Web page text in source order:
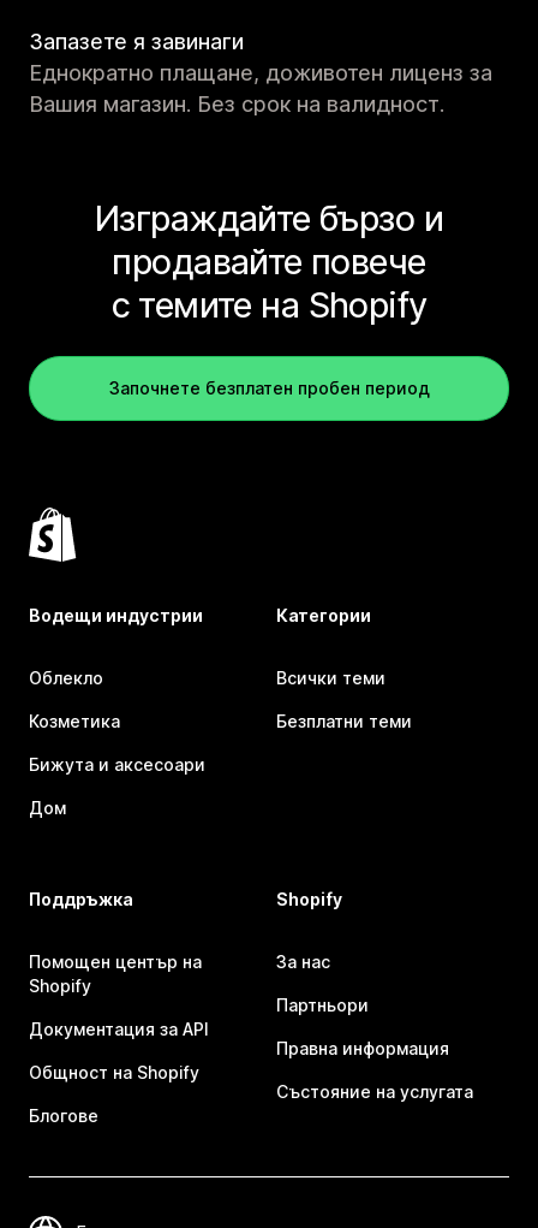
Запазете я завинаги
Еднократно плащане, доживотен лиценз за
Вашия магазин. Без срок на валидност.
Изграждайте бързо и
продавайте повече
с темите на Shopify
Започнете безплатен пробен период
Водещи индустрии
Облекло
Козметика
Бижута и аксесоари
Дом
Категории
Всички теми
Безплатни теми
Поддръжка
Помощен център на
Shopify
Документация за API
Общност на Shopify
Блогове
Shopify
За нас
Партньори
Правна информация
Състояние на услугата